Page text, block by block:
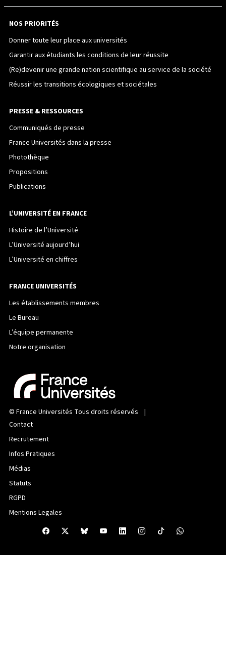
NOS PRIORITÉS
Donner toute leur place aux universités
Garantir aux étudiants les conditions de leur réussite
(Re)devenir une grande nation scientifique au service de la société
Réussir les transitions écologiques et sociétales
PRESSE & RESSOURCES
Communiqués de presse
France Universités dans la presse
Photothèque
Propositions
Publications
L’UNIVERSITÉ EN FRANCE
Histoire de l’Université
L’Université aujourd’hui
L’Université en chiffres
FRANCE UNIVERSITÉS
Les établissements membres
Le Bureau
L’équipe permanente
Notre organisation
© France Universités Tous droits réservés |
Contact
Recrutement
Infos Pratiques
Médias
Statuts
RGPD
Mentions Legales